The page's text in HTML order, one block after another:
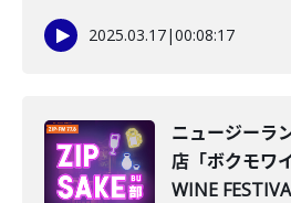
2025.03.17|00:08:17
ニュージーラ
店「ボクモワ
WINE